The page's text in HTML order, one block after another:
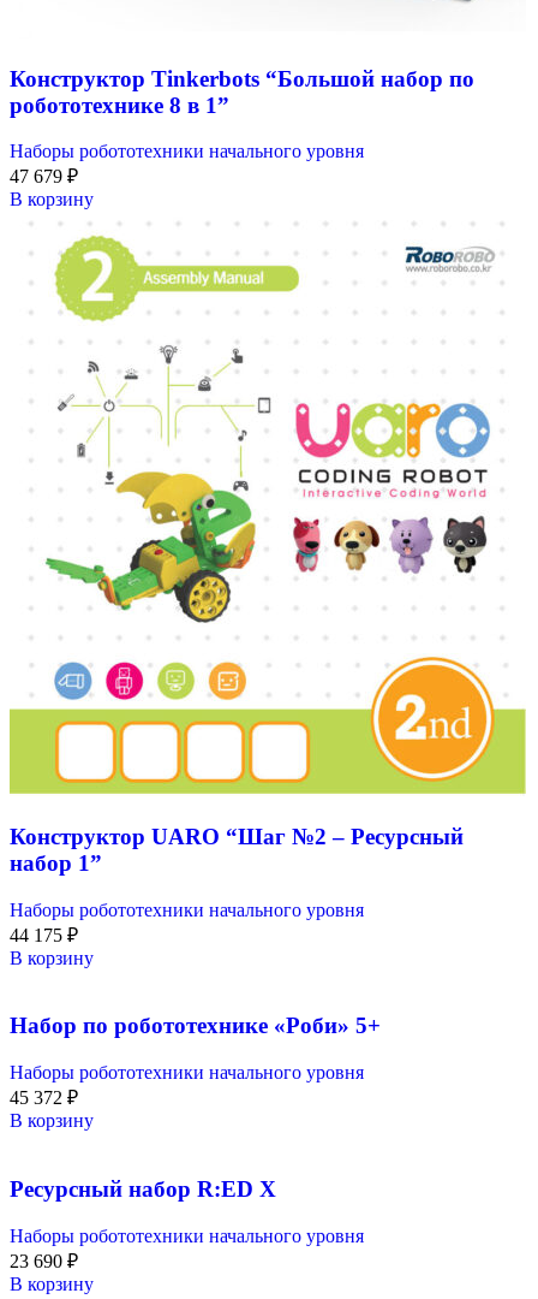
Конструктор Tinkerbots “Большой набор по
робототехнике 8 в 1”
Наборы робототехники начального уровня
47 679 ₽
В корзину
Конструктор UARO “Шаг №2 – Ресурсный
набор 1”
Наборы робототехники начального уровня
44 175 ₽
В корзину
Набор по робототехнике «Роби» 5+
Наборы робототехники начального уровня
45 372 ₽
В корзину
Ресурсный набор R:ED X
Наборы робототехники начального уровня
23 690 ₽
В корзину